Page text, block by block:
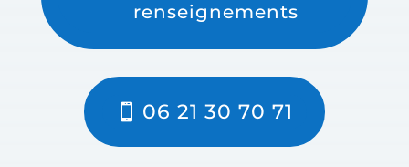
renseignements
06 21 30 70 71